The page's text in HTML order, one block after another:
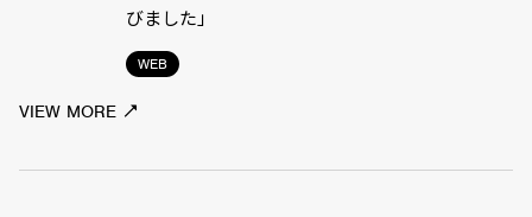
WEB
びました」
VIEW MORE